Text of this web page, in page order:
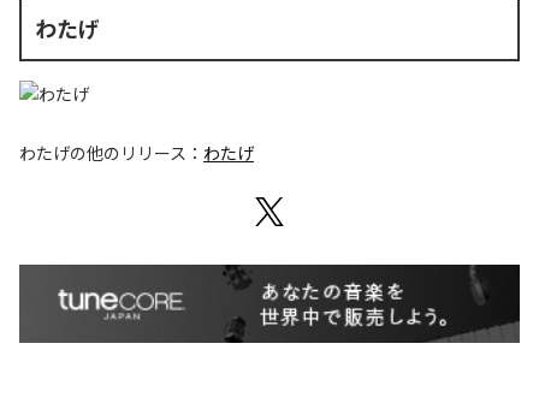
わたげ
わたげの他のリリース： わたげ